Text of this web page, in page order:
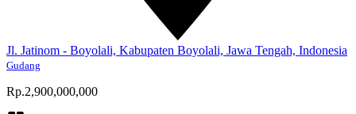
Jl. Jatinom - Boyolali, Kabupaten Boyolali, Jawa Tengah, Indonesia
Gudang
Rp.2,900,000,000